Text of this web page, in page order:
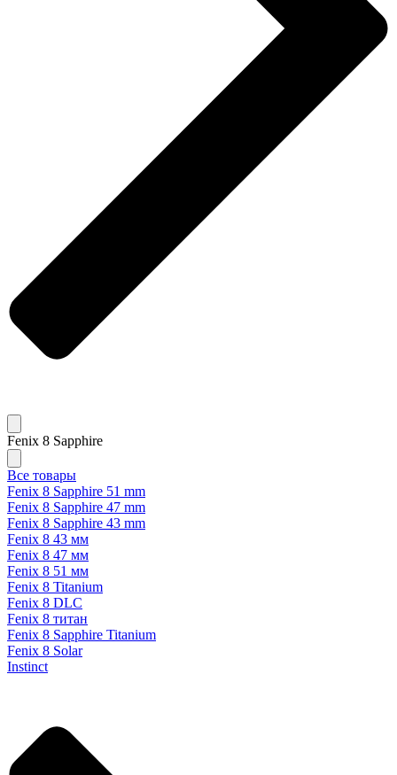
Fenix 8 Sapphire
Все товары
Fenix 8 Sapphire 51 mm
Fenix 8 Sapphire 47 mm
Fenix 8 Sapphire 43 mm
Fenix 8 43 мм
Fenix 8 47 мм
Fenix 8 51 мм
Fenix 8 Titanium
Fenix 8 DLC
Fenix 8 титан
Fenix 8 Sapphire Titanium
Fenix 8 Solar
Instinct